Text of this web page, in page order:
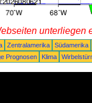
unterliegen
Zentralamerika Südamerika
Prognosen Klima